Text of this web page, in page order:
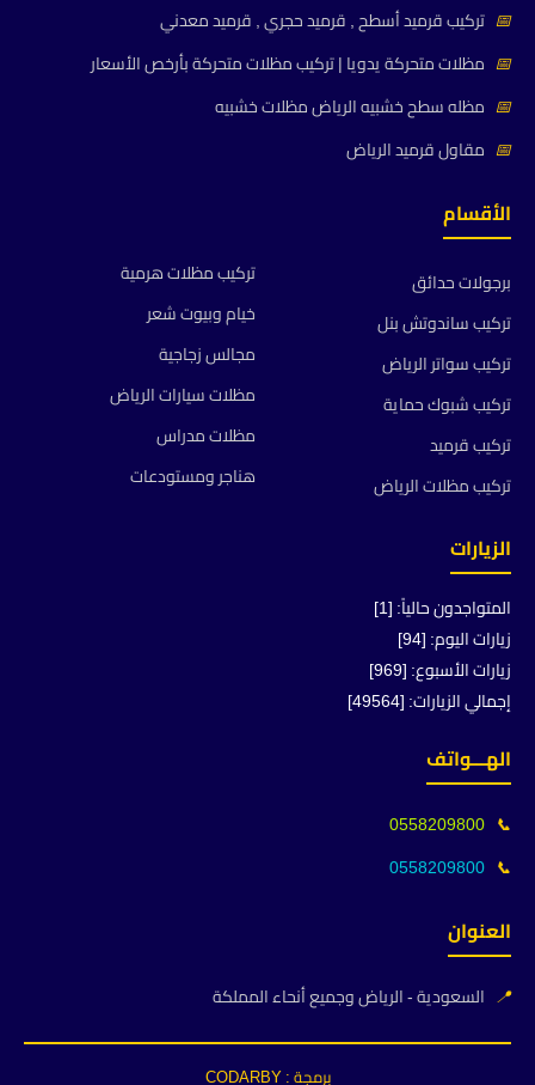
📅 تركيب قرميد أسطح , قرميد حجري , قرميد معدني
📅 مظلات متحركة يدويا | تركيب مظلات متحركة بأرخص الأسعار
📅 مظله سطح خشبيه الرياض مظلات خشبيه
📅 مقاول قرميد الرياض
الأقسام
برجولات حدائق
تركيب ساندوتش بنل
تركيب سواتر الرياض
تركيب شبوك حماية
تركيب قرميد
تركيب مظلات الرياض
تركيب مظلات هرمية
خيام وبيوت شعر
مجالس زجاجية
مظلات سيارات الرياض
مظلات مدراس
هناجر ومستودعات
الزيارات
المتواجدون حالياً: [1]
زيارات اليوم: [94]
زيارات الأسبوع: [969]
إجمالي الزيارات: [49564]
الهـــواتف
📞
0558209800
📞
0558209800
العنوان
📍 السعودية - الرياض وجميع أنحاء المملكة
برمجة : CODARBY